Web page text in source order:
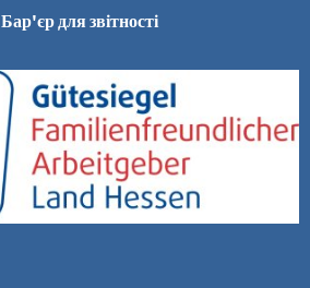
Бар'єр для звітності